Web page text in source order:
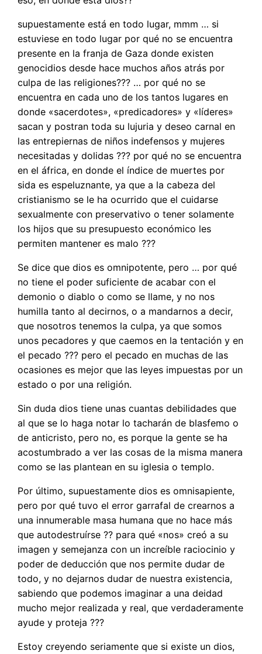
supuestamente está en todo lugar, mmm … si
estuviese en todo lugar por qué no se encuentra
presente en la franja de Gaza donde existen
genocidios desde hace muchos años atrás por
culpa de las religiones??? … por qué no se
encuentra en cada uno de los tantos lugares en
donde «sacerdotes», «predicadores» y «líderes»
sacan y postran toda su lujuria y deseo carnal en
las entrepiernas de niños indefensos y mujeres
necesitadas y dolidas ??? por qué no se encuentra
en el áfrica, en donde el índice de muertes por
sida es espeluznante, ya que a la cabeza del
cristianismo se le ha ocurrido que el cuidarse
sexualmente con preservativo o tener solamente
los hijos que su presupuesto económico les
permiten mantener es malo ???
Se dice que dios es omnipotente, pero … por qué
no tiene el poder suficiente de acabar con el
demonio o diablo o como se llame, y no nos
humilla tanto al decirnos, o a mandarnos a decir,
que nosotros tenemos la culpa, ya que somos
unos pecadores y que caemos en la tentación y en
el pecado ??? pero el pecado en muchas de las
ocasiones es mejor que las leyes impuestas por un
estado o por una religión.
Sin duda dios tiene unas cuantas debilidades que
al que se lo haga notar lo tacharán de blasfemo o
de anticristo, pero no, es porque la gente se ha
acostumbrado a ver las cosas de la misma manera
como se las plantean en su iglesia o templo.
Por último, supuestamente dios es omnisapiente,
pero por qué tuvo el error garrafal de crearnos a
una innumerable masa humana que no hace más
que autodestruírse ?? para qué «nos» creó a su
imagen y semejanza con un increíble raciocinio y
poder de deducción que nos permite dudar de
todo, y no dejarnos dudar de nuestra existencia,
sabiendo que podemos imaginar a una deidad
mucho mejor realizada y real, que verdaderamente
ayude y proteja ???
Estoy creyendo seriamente que si existe un dios,